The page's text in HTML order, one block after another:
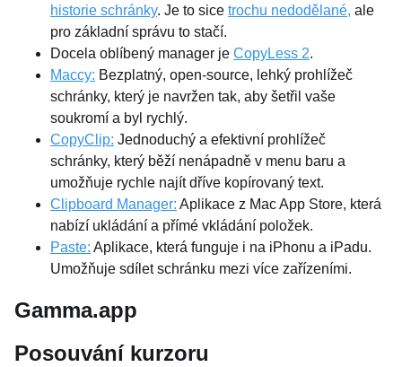
historie schránky. Je to sice trochu nedodělané, ale
pro základní správu to stačí.
Docela oblíbený manager je CopyLess 2.
Maccy: Bezplatný, open-source, lehký prohlížeč
schránky, který je navržen tak, aby šetřil vaše
soukromí a byl rychlý.
CopyClip: Jednoduchý a efektivní prohlížeč
schránky, který běží nenápadně v menu baru a
umožňuje rychle najít dříve kopírovaný text.
Clipboard Manager: Aplikace z Mac App Store, která
nabízí ukládání a přímé vkládání položek.
Paste: Aplikace, která funguje i na iPhonu a iPadu.
Umožňuje sdílet schránku mezi více zařízeními.
Gamma.app
Posouvání kurzoru